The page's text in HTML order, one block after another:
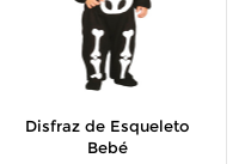
Disfraz de Esqueleto
Bebé